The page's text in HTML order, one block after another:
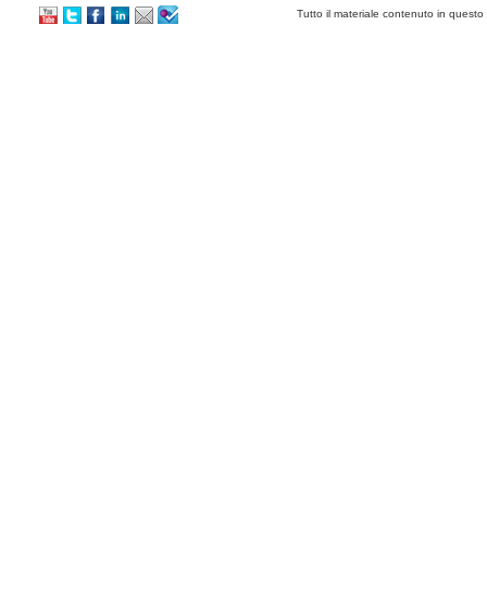
Tutto il materiale contenuto in